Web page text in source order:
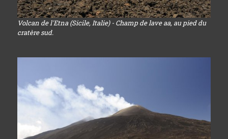
Volcan de l'Etna (Sicile, Italie) - Champ de lave aa, au pied du
cratère sud.